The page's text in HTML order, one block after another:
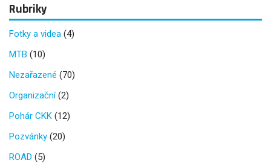
Rubriky
Fotky a videa (4)
MTB (10)
Nezařazené (70)
Organizační(2)
Pohár CKK (12)
Pozvánky (20)
ROAD (5)